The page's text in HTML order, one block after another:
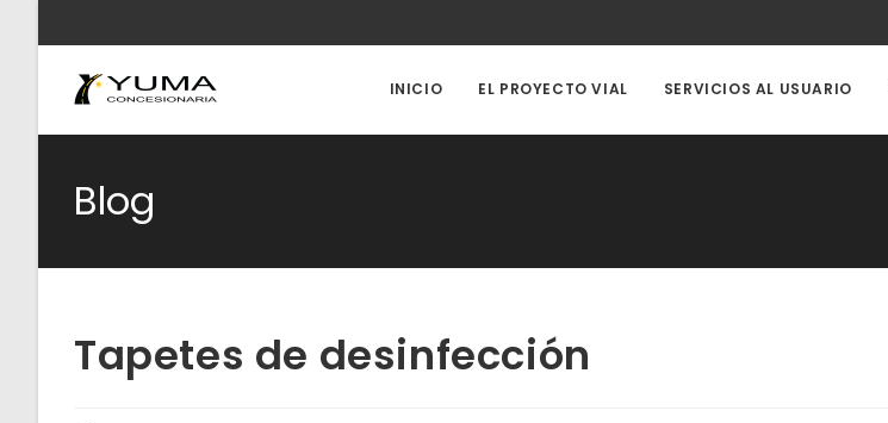
contenido
INICIO EL PROYECTO VIAL SERVICIOS AL USUARIO
Blog
Tapetes de desinfección